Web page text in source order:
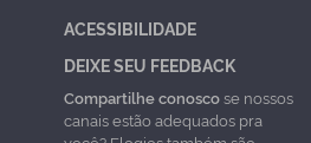
ACESSIBILIDADE
DEIXE SEU FEEDBACK
Compartilhe conoscose nossos
canais estão adequados pra